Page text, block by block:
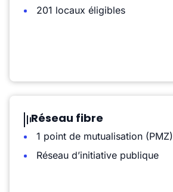
201 locaux éligibles
Réseau fibre
1 point de mutualisation (PMZ)
Réseau d’initiative publique